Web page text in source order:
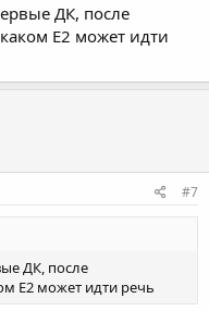
ДК, после
Е2 может идти
#7
ДК, после
Е2 может идти речь